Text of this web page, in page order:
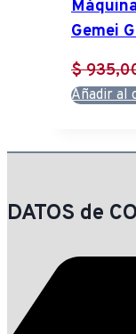
Gemei
$
Añadir al
DATOS de